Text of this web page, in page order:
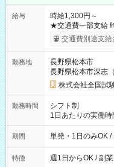
給与
時給1,300円～
★交通費一部支給 時給1,300円～ ※試験・役割により手当あり
※勤務回数により
り！】 希望され
例】 ・河合塾模擬
×8時間＝日収
円の場合あり ・国
円（役割手当＋100円
間】試用期間なし
交通費別途支給
勤務地
長野県松本市
長野県松本市深志
株式会社全国試
勤務時間
シフト制
1日あたりの実働
間は 試験により
期間 単発・1日のみOK /
特徴 週1日からOK / 副